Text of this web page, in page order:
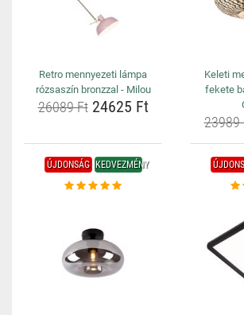
Retro mennyezeti lámpa
rózsaszín bronzzal - Milou
26089 Ft24625 Ft
Keleti
fekete
23989
ÚJDONSÁG KEDVEZMÉNY